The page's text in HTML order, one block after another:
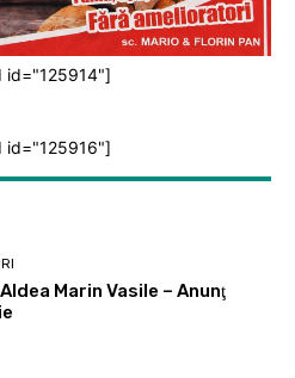
id="125914"]
id="125916"]
Marin Vasile – Anunţ